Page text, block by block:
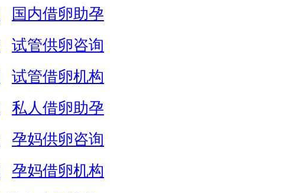
国内借卵助孕
试管供卵咨询
试管借卵机构
私人借卵助孕
孕妈供卵咨询
孕妈借卵机构